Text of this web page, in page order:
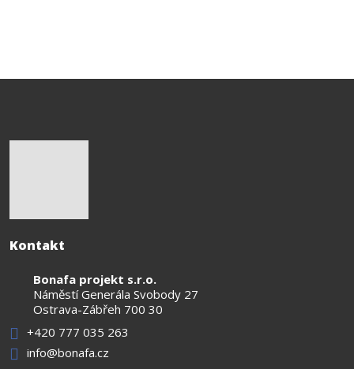
Kontakt
Bonafa projekt s.r.o.
Náměstí Generála Svobody 27
Ostrava-Zábřeh 700 30
+420 777 035 263
info@bonafa.cz